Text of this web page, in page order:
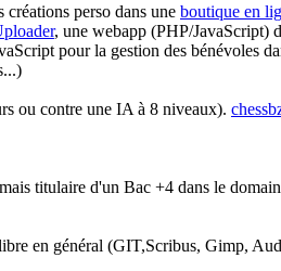
perso dans une boutique en
, une webapp (PHP/JavaScript)
pour la gestion des bénévoles
ou contre une IA à 8 niveaux).
titulaire d'un Bac +4 dans le
en général (GIT,Scribus, Gimp,